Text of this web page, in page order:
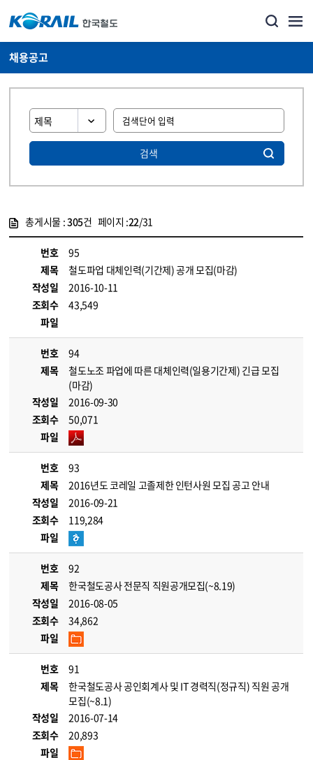
채용공고
검색
총게시물 :305건 페이지 :22/31
번호
95
제목
철도파업 대체인력(기간제) 공개 모집(마감)
작성일
2016-10-11
조회수
43,549
파일
번호
94
제목
철도노조 파업에 따른 대체인력(일용기간제) 긴급 모집
(마감)
작성일
2016-09-30
조회수
50,071
파일
번호
93
제목
2016년도 코레일 고졸제한 인턴사원 모집 공고 안내
작성일
2016-09-21
조회수
119,284
파일
번호
92
제목
한국철도공사 전문직 직원공개모집(~8.19)
작성일
2016-08-05
조회수
34,862
파일
번호
91
제목
한국철도공사 공인회계사 및 IT 경력직(정규직) 직원 공개
모집(~8.1)
작성일
2016-07-14
조회수
20,893
파일